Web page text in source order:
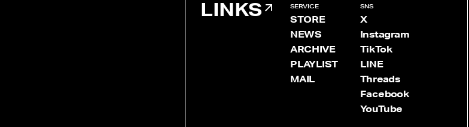
LINKS
SERVICE
STORE
NEWS
ARCHIVE
PLAYLIST
MAIL
SNS
X
Instagram
TikTok
LINE
Threads
Facebook
YouTube